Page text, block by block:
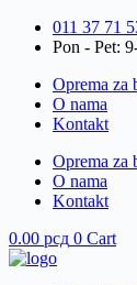
Skip
011 37 71
Pon - Pet:
Oprema za
O nama
Kontakt
Oprema za
O nama
Kontakt
0.00 рсд 0 Cart